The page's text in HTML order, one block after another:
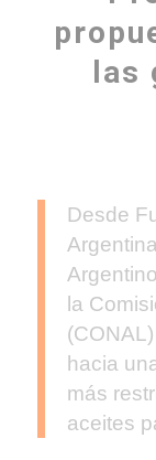
las
Desde
la
(CONAL)
hacia
más
aceites